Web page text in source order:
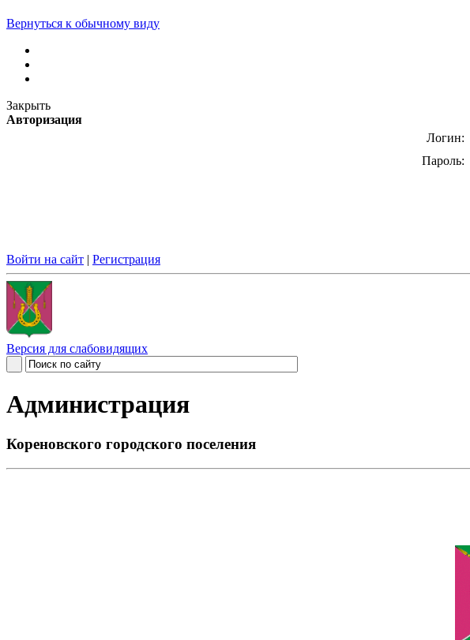
Вернуться к обычному виду
Закрыть
Авторизация
Логин:
Пароль:
Войти на сайт | Регистрация
Версия для слабовидящих
Администрация
Кореновского городского поселения